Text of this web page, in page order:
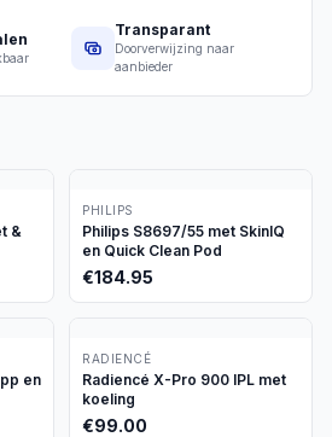
Transparant
Doorverwijzing naar
aanbieder
&
PHILIPS
Philips S8697/55 met SkinIQ
en Quick Clean Pod
€184.95
en
RADIENCÉ
Radiencé X-Pro 900 IPL met
koeling
€99.00